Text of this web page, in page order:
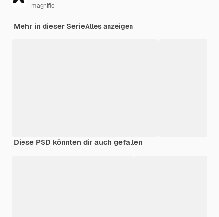
magnific
Mehr in dieser SerieAlles anzeigen
Diese PSD könnten dir auch gefallen